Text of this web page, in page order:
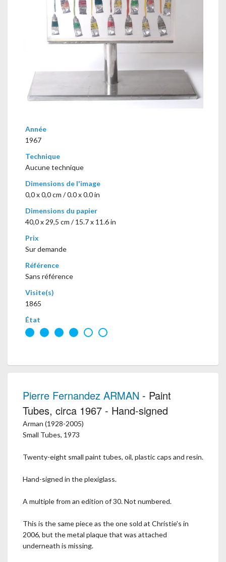
Année
1967
Technique
Aucune technique
Dimensions de l'image
0,0 x 0,0 cm / 0.0 x 0.0 in
Dimensions du papier
40,0 x 29,5 cm / 15.7 x 11.6 in
Prix
Sur demande
Référence
Sans référence
Visite(s)
1865
État
Pierre Fernandez ARMAN - Paint
Tubes, circa 1967 - Hand-signed
Arman (1928-2005)
Small Tubes, 1973
Twenty-eight small paint tubes, oil, plastic caps and resin.
Hand-signed in the plexiglass.
A multiple from an edition of 30. Not numbered.
This is the same piece as the one sold at Christie's in
2006, but the metal plaque that was attached
underneath is missing.